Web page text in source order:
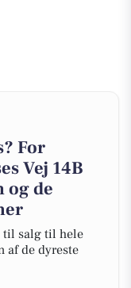
For
Vej 14B
og de
til salg til hele
af de dyreste